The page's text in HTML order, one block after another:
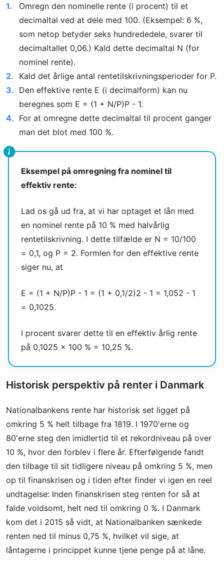
Omregn den nominelle rente (i procent) til et
decimaltal ved at dele med 100. (Eksempel: 6 %,
som netop betyder seks hundrededele, svarer til
decimaltallet 0,06.) Kald dette decimaltal N (for
nominel rente).
Kald det årlige antal rentetilskrivningsperioder for P.
Den effektive rente E (i decimalform) kan nu
beregnes som E = (1 + N/P)P - 1.
For at omregne dette decimaltal til procent ganger
man det blot med 100 %.
Eksempel på omregning fra nominel til
effektiv rente:
Lad os gå ud fra, at vi har optaget et lån med
en nominel rente på 10 % med halvårlig
rentetilskrivning. I dette tilfælde er N = 10/100
= 0,1, og P = 2. Formlen for den effektive rente
siger nu, at
E = (1 + N/P)P - 1 = (1 + 0,1/2)2 - 1 = 1,052 - 1
= 0,1025.
I procent svarer dette til en effektiv årlig rente
på 0,1025 × 100 % = 10,25 %.
Historisk perspektiv på renter i Danmark
Nationalbankens rente har historisk set ligget på
omkring 5 % helt tilbage fra 1819. I 1970'erne og
80'erne steg den imidlertid til et rekordniveau på over
10 %, hvor den forblev i flere år. Efterfølgende fandt
den tilbage til sit tidligere niveau på omkring 5 %, men
op til finanskrisen og i tiden efter finder vi igen en reel
undtagelse: Inden finanskrisen steg renten for så at
falde voldsomt, helt ned til omkring 0 %. I Danmark
kom det i 2015 så vidt, at Nationalbanken sænkede
renten ned til minus 0,75 %, hvilket vil sige, at
låntagerne i princippet kunne tjene penge på at låne.